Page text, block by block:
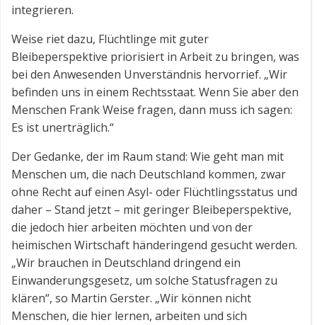
integrieren.
Weise riet dazu, Flüchtlinge mit guter
Bleibeperspektive priorisiert in Arbeit zu bringen, was
bei den Anwesenden Unverständnis hervorrief. „Wir
befinden uns in einem Rechtsstaat. Wenn Sie aber den
Menschen Frank Weise fragen, dann muss ich sagen:
Es ist unerträglich.“
Der Gedanke, der im Raum stand: Wie geht man mit
Menschen um, die nach Deutschland kommen, zwar
ohne Recht auf einen Asyl- oder Flüchtlingsstatus und
daher – Stand jetzt – mit geringer Bleibeperspektive,
die jedoch hier arbeiten möchten und von der
heimischen Wirtschaft händeringend gesucht werden.
„Wir brauchen in Deutschland dringend ein
Einwanderungsgesetz, um solche Statusfragen zu
klären“, so Martin Gerster. „Wir können nicht
Menschen, die hier lernen, arbeiten und sich